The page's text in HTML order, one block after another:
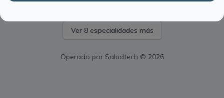
Ver 8 especialidades más
Operado por Saludtech © 2026